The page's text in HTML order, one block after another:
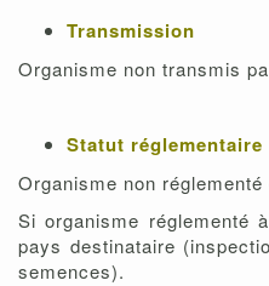
Transmission
Organisme non transmis
Statut réglementaire
Organisme non réglementé
Si organisme réglementé
pays destinataire
semences).